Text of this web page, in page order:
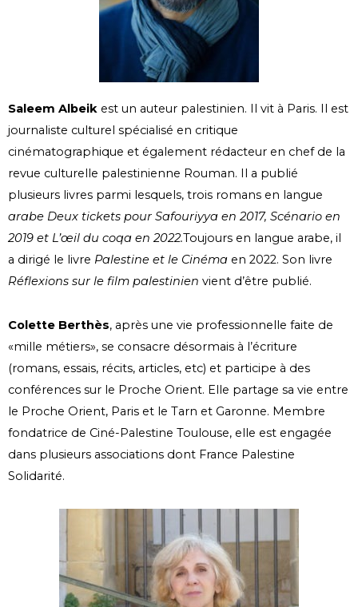
Saleem Albeik est un auteur palestinien. Il vit à Paris. Il est
journaliste culturel spécialisé en critique
cinématographique et également rédacteur en chef de la
revue culturelle palestinienne Rouman.
Il a publié
plusieurs livres parmi lesquels, trois romans en langue
arabe Deux tickets pour Safouriyya en 2017, Scénario en
2019 et L’œil du coqa en 2022.Toujours en langue arabe, il
a dirigé le livre Palestine et le Cinéma en 2022. Son livre
Réflexions sur le film palestinien vient d’être publié.
Colette Berthès, après une vie professionnelle faite de
«mille métiers», se consacre désormais à l’écriture
(romans, essais, récits, articles, etc) et participe à des
conférences sur le Proche Orient. Elle partage sa vie entre
le Proche Orient, Paris et le Tarn et Garonne. Membre
fondatrice de Ciné-Palestine Toulouse, elle est engagée
dans plusieurs associations dont France Palestine
Solidarité.